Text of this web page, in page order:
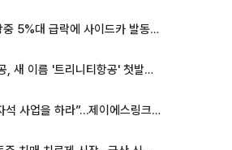
코스피, 장중 5%대 급락에 사이드카 발동…삼성·SK 동반 폭락
티웨이항공, 새 이름 '트리니티항공' 첫발…SSC 전략 본격화
트럼프 “자석 사업을 하라”…제이에스링크, 비중국 영구자석 공급망 구축 속도